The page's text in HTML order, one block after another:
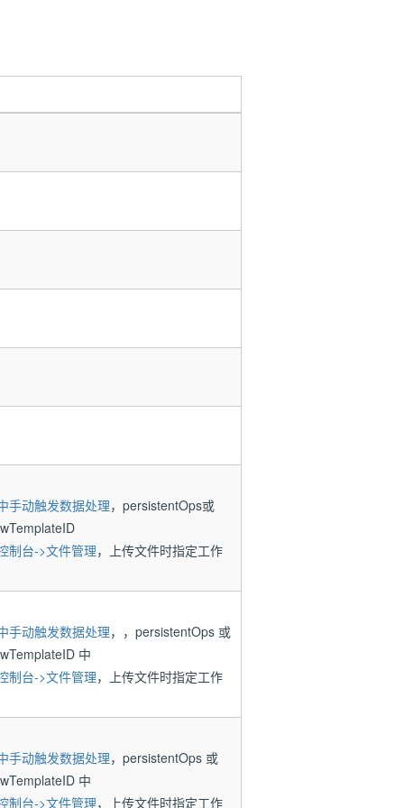
手动触发数据处理，persistentOps或
制台->文件管理，上传文件时指定工作
手动触发数据处理，，persistentOps 或
中
制台->文件管理，上传文件时指定工作
手动触发数据处理，persistentOps 或
中
制台->文件管理，上传文件时指定工作